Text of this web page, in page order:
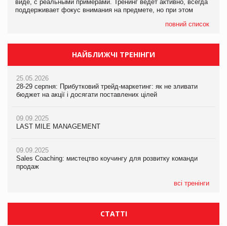
виде, с реальными примерами. Тренинг ведет активно, всегда
поддерживает фокус внимания на предмете, но при этом
повний список
НАЙБЛИЖЧІ ТРЕНІНГИ
25.05.2026
28-29 серпня: Прибутковий трейд-маркетинг: як не зливати
бюджет на акції і досягати поставлених цілей
09.09.2025
LAST MILE MANAGEMENT
09.09.2025
Sales Coaching: мистецтво коучингу для розвитку команди
продаж
всі тренінги
СТАТТІ